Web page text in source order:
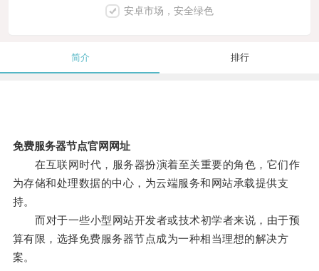
安卓市场，安全绿色
简介 排行
免费服务器节点官网网址
在互联网时代，服务器扮演着至关重要的角色，它们作
为存储和处理数据的中心，为云端服务和网站承载提供支
持。
而对于一些小型网站开发者或技术初学者来说，由于预
算有限，选择免费服务器节点成为一种相当理想的解决方
案。